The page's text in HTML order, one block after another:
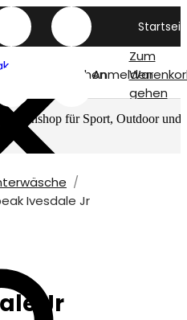
SuchenAnmelden
Zum
gehen
für Sport, Outdoor und
Ivesdale Jr
Jr